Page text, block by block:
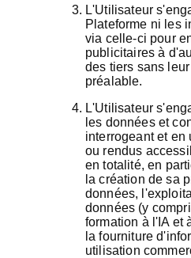
L'Utilisateur
Plateforme ni les
via celle-ci pour
publicitaires à
des tiers sans
préalable.
L'Utilisateur
les données et
interrogeant et en
ou rendus
en totalité, en
la création de sa
données,
données (y
formation à l'IA et
la fourniture
utilisation